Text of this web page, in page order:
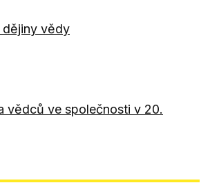
dějiny vědy
vědců ve společnosti v 20.